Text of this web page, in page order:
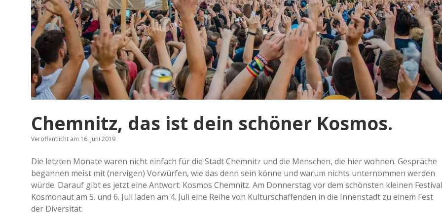
Chemnitz, das ist dein schöner Kosmos.
Veröffentlicht am 16. Juni 2019
Die letz­ten Monate waren nicht ein­fach für die Stadt Chem­nitz und die Men­schen, die hier wohnen. Gesprä­che
began­nen meist mit (ner­vi­gen) Vor­wür­fen, wie das denn sein könne und warum nichts unter­nom­men werden
würde. Darauf gibt es jetzt eine Ant­wort: Kosmos Chem­nitz. Am Don­ners­tag vor dem schöns­ten klei­nen Fes­ti­val
Kos­mo­naut am 5. und 6. Juli laden am 4. Juli eine Reihe von Kul­tur­schaf­fen­den in die Innen­stadt zu einem Fest
der Diversität.